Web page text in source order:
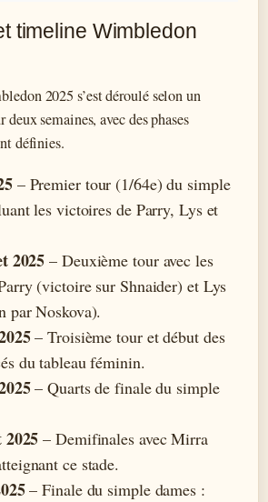
timeline Wimbledon
2025 s’est déroulé selon un
semaines, avec des phases
définies.
– Premier tour (1/64e) du simple
les victoires de Parry, Lys et
2025 – Deuxième tour avec les
(victoire sur Shnaider) et Lys
par Noskova).
– Troisième tour et début des
du tableau féminin.
– Quarts de finale du simple
– Demifinales avec Mirra
ce stade.
– Finale du simple dames :